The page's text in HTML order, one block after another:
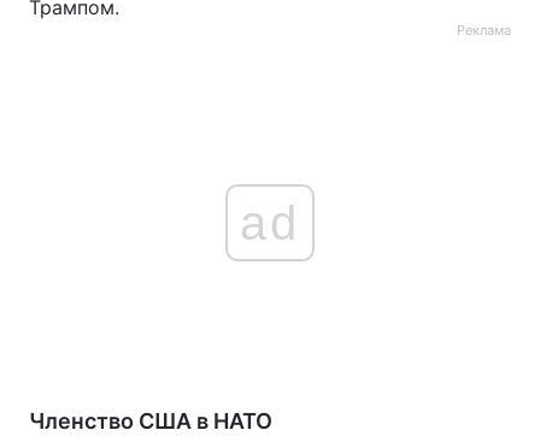
Трампом.
Реклама
ad
Членство США в НАТО